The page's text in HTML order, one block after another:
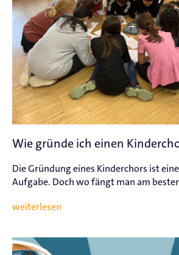
Wie gründe ich einen
Die Gründung eines Kinderchors ist
Aufgabe. Doch wo fängt man am
weiterlesen